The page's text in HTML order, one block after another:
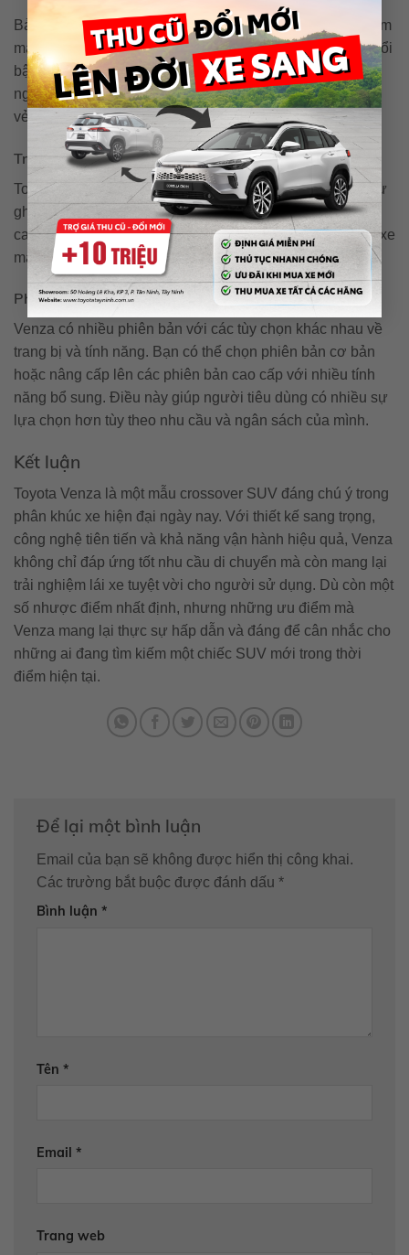
Bảng màu của Toyota Venza rất phong phú, từ những gam
màu trung tính như trắng, đen, bạc đến những màu sắc nổi
bật như đỏ hay xanh lá cây. Điều này không chỉ giúp
người dùng thể hiện cá tính bản thân mà còn làm nổi bật
vẻ đẹp của mẫu xe.
Trang bị nội thất
Toyota Venza cung cấp nhiều tùy chọn trang bị nội thất, từ
ghế da cao cấp đến hệ thống âm thanh JBL chất lượng
cao. Các trang bị này không chỉ nâng cao trải nghiệm lái xe
mà còn đảm bảo sự thoải mái cho tất cả hành khách.
Phiên bản và tùy chọn
Venza có nhiều phiên bản với các tùy chọn khác nhau về
trang bị và tính năng. Bạn có thể chọn phiên bản cơ bản
hoặc nâng cấp lên các phiên bản cao cấp với nhiều tính
năng bổ sung. Điều này giúp người tiêu dùng có nhiều sự
lựa chọn hơn tùy theo nhu cầu và ngân sách của mình.
Kết luận
Toyota Venza là một mẫu crossover SUV đáng chú ý trong
phân khúc xe hiện đại ngày nay. Với thiết kế sang trọng,
công nghệ tiên tiến và khả năng vận hành hiệu quả, Venza
không chỉ đáp ứng tốt nhu cầu di chuyển mà còn mang lại
trải nghiệm lái xe tuyệt vời cho người sử dụng. Dù còn một
số nhược điểm nhất định, nhưng những ưu điểm mà
Venza mang lại thực sự hấp dẫn và đáng để cân nhắc cho
những ai đang tìm kiếm một chiếc SUV mới trong thời
điểm hiện tại.
Để lại một bình luận
Email của bạn sẽ không được hiển thị công khai.
Các trường bắt buộc được đánh dấu *
Bình luận *
Tên *
Email *
Trang web